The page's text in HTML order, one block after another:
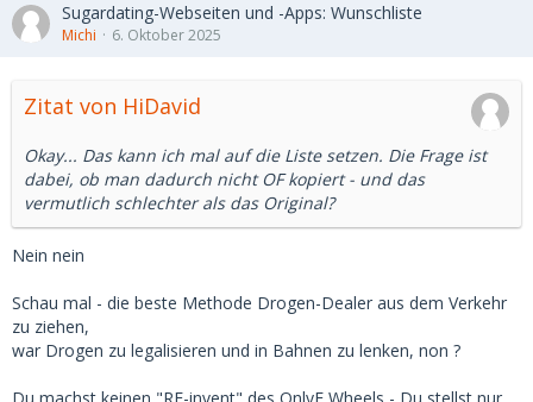
Sugardating-Webseiten und -Apps: Wunschliste
Michi 6. Oktober 2025
Zitat von HiDavid
Okay... Das kann ich mal auf die Liste setzen. Die Frage ist
dabei, ob man dadurch nicht OF kopiert - und das
vermutlich schlechter als das Original?
Nein nein
Schau mal - die beste Methode Drogen-Dealer aus dem Verkehr
zu ziehen,
war Drogen zu legalisieren und in Bahnen zu lenken, non ?